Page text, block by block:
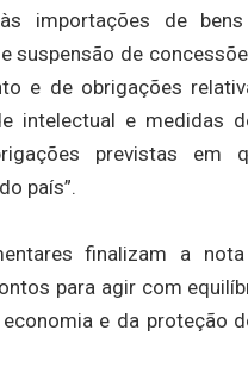
importações de
suspensão de
e de obrigações
intelectual e medidas
previstas em
país”.
finalizam a
para agir com
e da proteção